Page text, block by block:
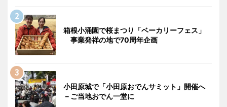
箱根小涌園で桜まつり「ベーカリーフェス」
事業発祥の地で70周年企画
小田原城で「小田原おでんサミット」開催へ
－ご当地おでん一堂に